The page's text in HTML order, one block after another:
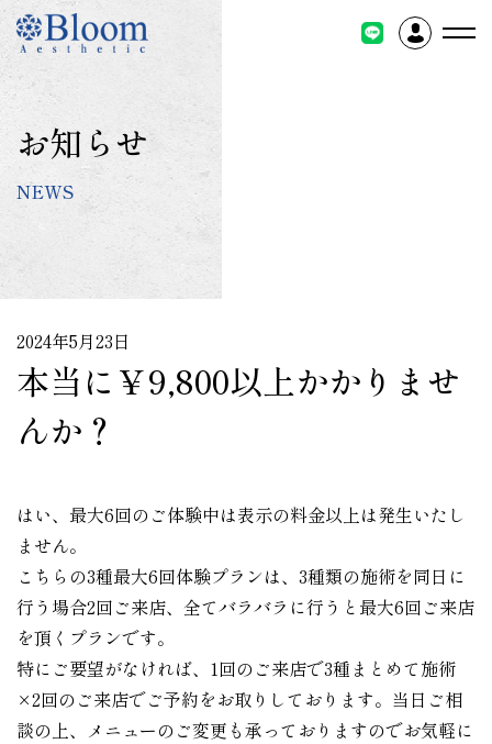
コ
テ
ン
ツ
に
キ
お知らせ
NEWS
2024年5月23日
本当に￥9,800以上かかりませ
んか？
はい、最大6回のご体験中は表示の料金以上は発生いたし
ません。
こちらの3種最大6回体験プランは、3種類の施術を同日に
行う場合2回ご来店、全てバラバラに行うと最大6回ご来店
を頂くプランです。
特にご要望がなければ、1回のご来店で3種まとめて施術
×2回のご来店でご予約をお取りしております。当日ご相
談の上、メニューのご変更も承っておりますのでお気軽に